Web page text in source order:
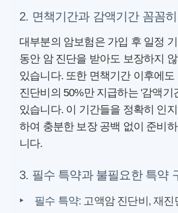
2. 면책기간과 감액기간 꼼꼼
대부분의 암보험은 가입 후 일정
동안 암 진단을 받아도 보장하지 않
있습니다. 또한 면책기간 이후에도
진단비의 50%만 지급하는 '감액기
있습니다. 이 기간들을 정확히 인
하여 충분한 보장 공백 없이 준비
니다.
3. 필수 특약과 불필요한 특약
‣ 필수 특약: 고액암 진단비, 재진